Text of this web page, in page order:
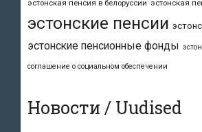
эстонская пенсия в белоруссии эстонская
эстонские пенсии
эстонские пенсионные фонды
соглашение о социальном обеспечении
Новости / Uudised